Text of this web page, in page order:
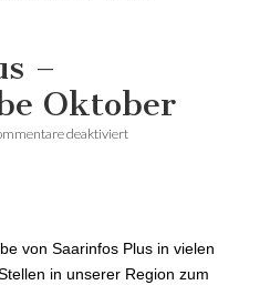
–
Oktober
deaktiviert
von Saarinfos Plus in vielen
in unserer Region zum